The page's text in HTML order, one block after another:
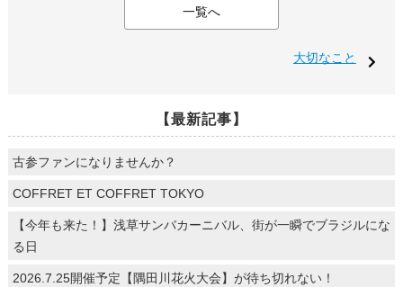
一覧へ
大切なこと
【最新記事】
古参ファンになりませんか？
COFFRET ET COFFRET TOKYO
【今年も来た！】浅草サンバカーニバル、街が一瞬でブラジルにな
る日
2026.7.25開催予定【隅田川花火大会】が待ち切れない！